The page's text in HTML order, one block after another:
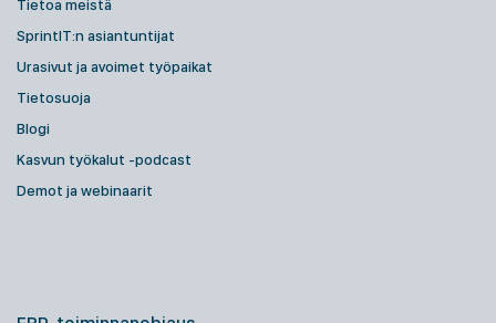
Tietoa meistä
SprintIT:n asiantuntijat
Urasivut ja avoimet työpaikat
Tietosuoja
Blogi
Kasvun työkalut -podcast
Demot ja webinaarit